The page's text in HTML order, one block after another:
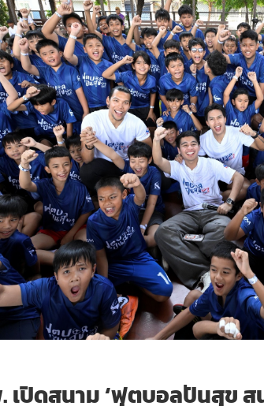
เปิดสนาม ‘ฟุตบอลปันสุข